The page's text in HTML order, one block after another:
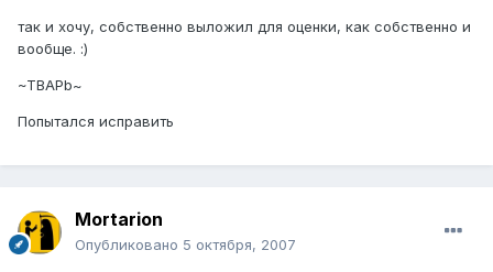
так и хочу, собственно выложил для оценки, как собственно и
вообще. :)
~TBAPb~
Попытался исправить
Mortarion
Опубликовано 5 октября, 2007